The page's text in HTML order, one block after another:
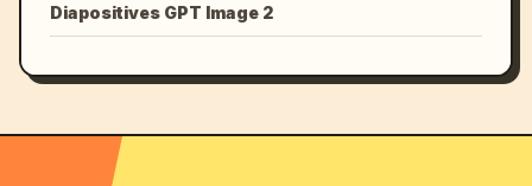
Diapositives GPT Image 2